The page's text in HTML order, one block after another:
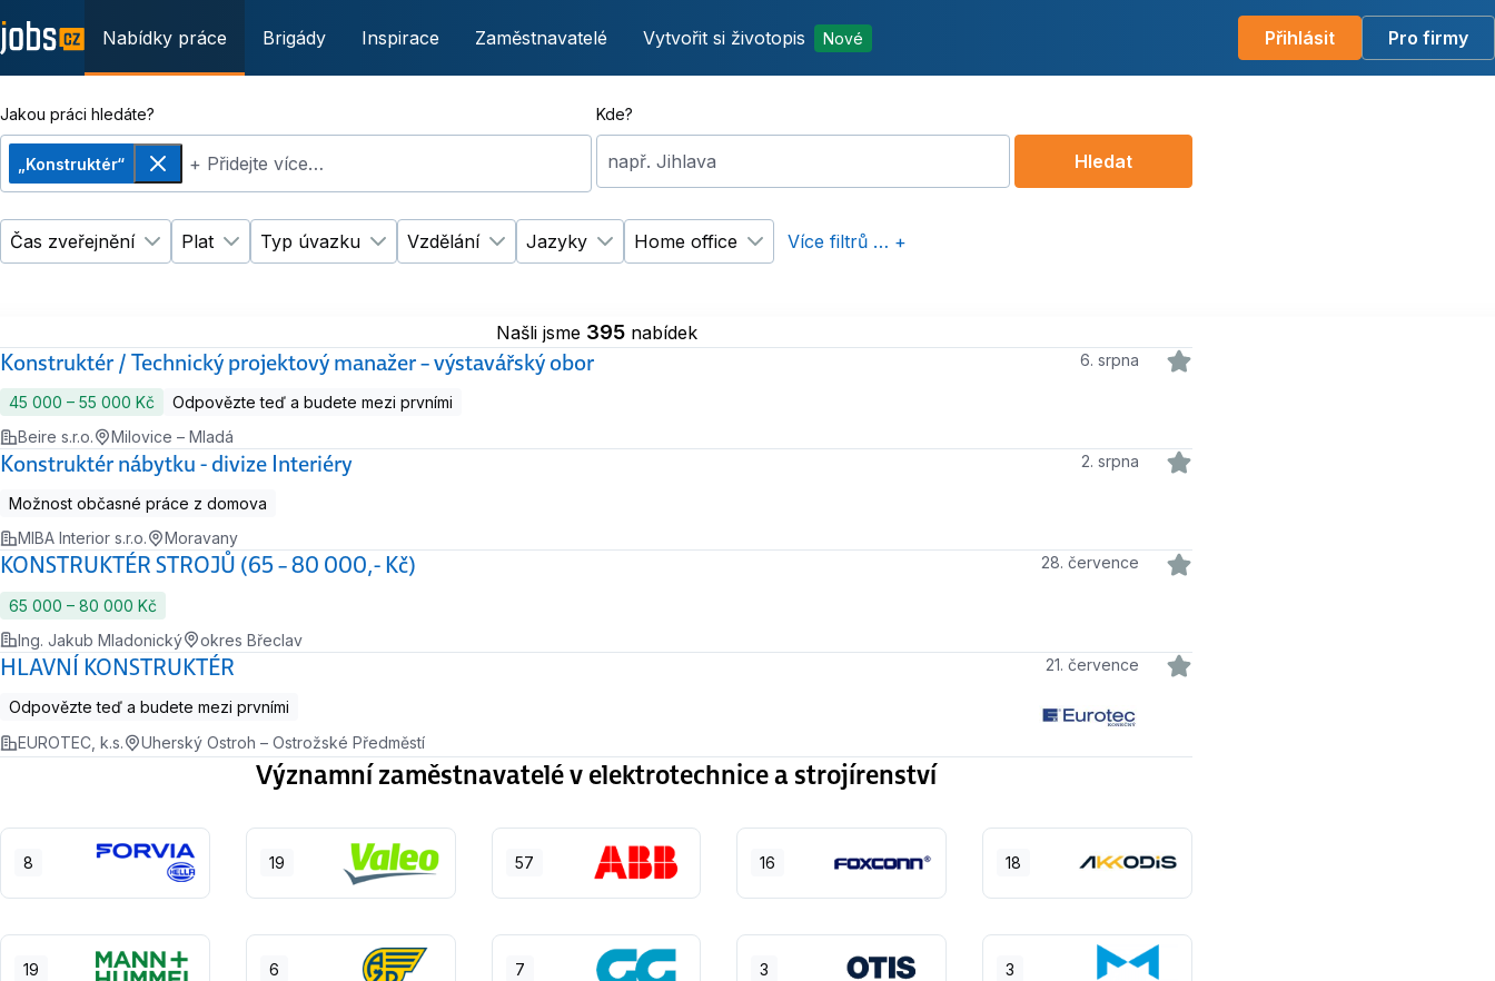
Nabídky práce Brigády Inspirace Zaměstnavatelé Vytvořit si životopis Nové Přihlásit Pro firmy
Jakou práci hledáte?
„Konstruktér“
Odebrat+ Přidejte více…
Kde?
např. Jihlava
Čas zveřejnění
Změnit filtr Čas zveřejnění
Plat
Změnit filtr Plat
Typ úvazku
Změnit filtr Typ úvazku
Vzdělání
Změnit filtr Vzdělání
Jazyky
Změnit filtr Jazyky
Home office
Změnit filtr Home office
Více filtrů … +
Hledat
Našli jsme 395nabídek
Konstruktér / Technický projektový manažer – výstavářský obor 6. srpna
45 000 ‍–‍ 55 000 Kč
Odpovězte teď a budete mezi prvními
Beire s.r.o.
Milovice – Mladá
Konstruktér nábytku - divize Interiéry 2. srpna
Možnost občasné práce z domova
MIBA Interior s.r.o.
Moravany
KONSTRUKTÉR STROJŮ (65 – 80 000,- Kč) 28. července
65 000 ‍–‍ 80 000 Kč
Ing. Jakub Mladonický
okres Břeclav
HLAVNÍ KONSTRUKTÉR 21. července
Odpovězte teď a budete mezi prvními
EUROTEC, k.s.
Uherský Ostroh – Ostrožské Předměstí
Významní zaměstnavatelé v elektrotechnice a strojírenství
8 19 57 16 18
19 6 7 3 3